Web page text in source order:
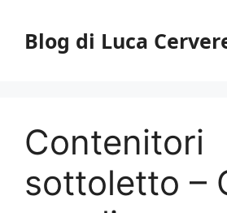
contenuto
Blog di Luca
Contenitori
sottoletto –